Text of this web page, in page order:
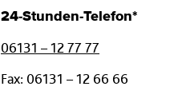
24-Stunden-Telefon*
06131 – 12 77 77
Fax: 06131 – 12 66 66